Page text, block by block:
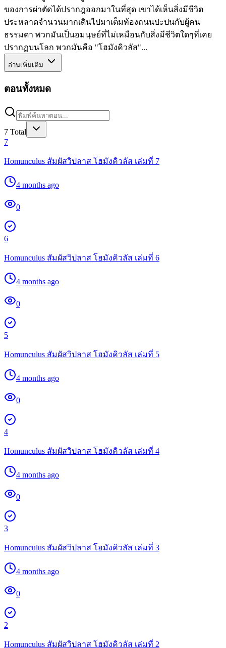
ของการผ่าตัดได้ปรากฎออกมาในที่สุด เขาได้เห็นสิ่งมีชีวิต
ประหลาดจำนวนมากเดินไปมาเต็มท้องถนนปะปนกับผู้คน
ธรรมดา พวกมันเป็นอมนุษย์ที่ไม่เหมือนกับสิ่งมีชีวิตใดๆที่เคย
ปรากฏบนโลก พวกมันคือ "โฮมังคิวลัส"...
อ่านเพิ่มเติม
ตอนทั้งหมด
7 Total
7
Homunculus สัมผัสวิปลาส โฮมังคิวลัส เล่มที่ 7
4 months ago
0
6
Homunculus สัมผัสวิปลาส โฮมังคิวลัส เล่มที่ 6
4 months ago
0
5
Homunculus สัมผัสวิปลาส โฮมังคิวลัส เล่มที่ 5
4 months ago
0
4
Homunculus สัมผัสวิปลาส โฮมังคิวลัส เล่มที่ 4
4 months ago
0
3
Homunculus สัมผัสวิปลาส โฮมังคิวลัส เล่มที่ 3
4 months ago
0
2
Homunculus สัมผัสวิปลาส โฮมังคิวลัส เล่มที่ 2